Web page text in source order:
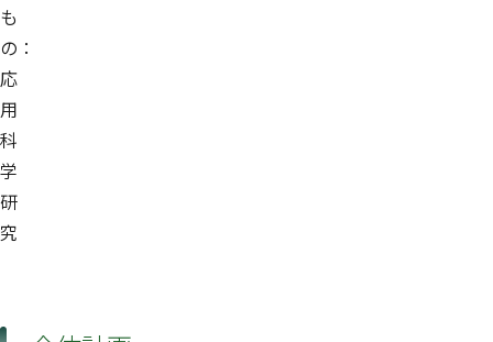
も
の：
応
用
科
学
研
究